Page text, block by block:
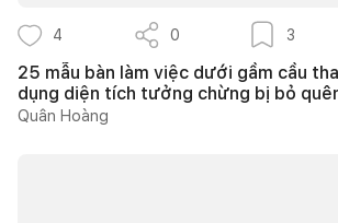
4 0 3
25 mẫu bàn làm việc dưới gầm cầu
dụng diện tích tưởng chừng bị bỏ
Quân Hoàng